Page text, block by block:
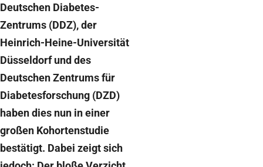
Deutschen Diabetes-
Zentrums (DDZ), der
Heinrich-Heine-Universität
Düsseldorf und des
Deutschen Zentrums für
Diabetesforschung (DZD)
haben dies nun in einer
großen Kohortenstudie
bestätigt. Dabei zeigt sich